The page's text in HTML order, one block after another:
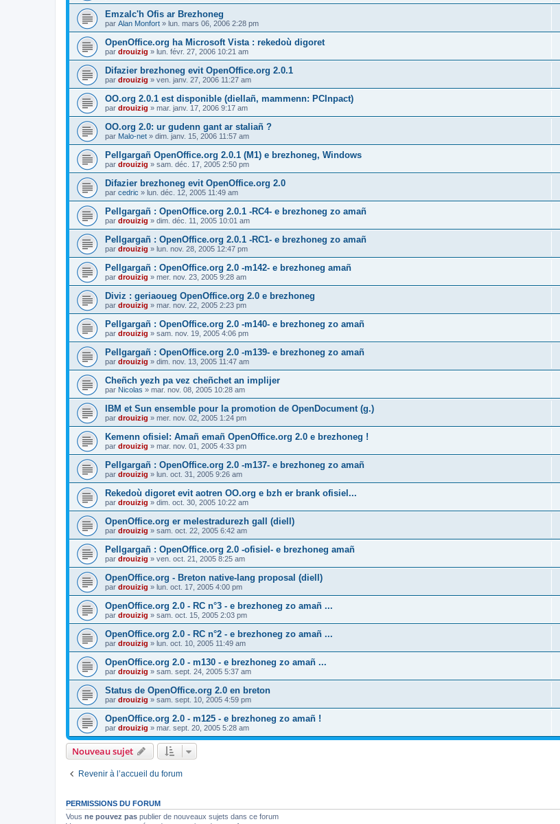
Emzalc'h Ofis ar Brezhoneg
par Alan Monfort » lun. mars 06, 2006 2:28 pm
OpenOffice.org ha Microsoft Vista : rekedoù digoret
par drouizig » lun. févr. 27, 2006 10:21 am
Difazier brezhoneg evit OpenOffice.org 2.0.1
par drouizig » ven. janv. 27, 2006 11:27 am
OO.org 2.0.1 est disponible (diellañ, mammenn: PCInpact)
par drouizig » mar. janv. 17, 2006 9:17 am
OO.org 2.0: ur gudenn gant ar staliañ ?
par Malo-net » dim. janv. 15, 2006 11:57 am
Pellgargañ OpenOffice.org 2.0.1 (M1) e brezhoneg, Windows
par drouizig » sam. déc. 17, 2005 2:50 pm
Difazier brezhoneg evit OpenOffice.org 2.0
par cedric » lun. déc. 12, 2005 11:49 am
Pellgargañ : OpenOffice.org 2.0.1 -RC4- e brezhoneg zo amañ
par drouizig » dim. déc. 11, 2005 10:01 am
Pellgargañ : OpenOffice.org 2.0.1 -RC1- e brezhoneg zo amañ
par drouizig » lun. nov. 28, 2005 12:47 pm
Pellgargañ : OpenOffice.org 2.0 -m142- e brezhoneg amañ
par drouizig » mer. nov. 23, 2005 9:28 am
Diviz : geriaoueg OpenOffice.org 2.0 e brezhoneg
par drouizig » mar. nov. 22, 2005 2:23 pm
Pellgargañ : OpenOffice.org 2.0 -m140- e brezhoneg zo amañ
par drouizig » sam. nov. 19, 2005 4:06 pm
Pellgargañ : OpenOffice.org 2.0 -m139- e brezhoneg zo amañ
par drouizig » dim. nov. 13, 2005 11:47 am
Cheñch yezh pa vez cheñchet an implijer
par Nicolas » mar. nov. 08, 2005 10:28 am
IBM et Sun ensemble pour la promotion de OpenDocument (g.)
par drouizig » mer. nov. 02, 2005 1:24 pm
Kemenn ofisiel: Amañ emañ OpenOffice.org 2.0 e brezhoneg !
par drouizig » mar. nov. 01, 2005 4:33 pm
Pellgargañ : OpenOffice.org 2.0 -m137- e brezhoneg zo amañ
par drouizig » lun. oct. 31, 2005 9:26 am
Rekedoù digoret evit aotren OO.org e bzh er brank ofisiel...
par drouizig » dim. oct. 30, 2005 10:22 am
OpenOffice.org er melestradurezh gall (diell)
par drouizig » sam. oct. 22, 2005 6:42 am
Pellgargañ : OpenOffice.org 2.0 -ofisiel- e brezhoneg amañ
par drouizig » ven. oct. 21, 2005 8:25 am
OpenOffice.org - Breton native-lang proposal (diell)
par drouizig » lun. oct. 17, 2005 4:00 pm
OpenOffice.org 2.0 - RC n°3 - e brezhoneg zo amañ ...
par drouizig » sam. oct. 15, 2005 2:03 pm
OpenOffice.org 2.0 - RC n°2 - e brezhoneg zo amañ ...
par drouizig » lun. oct. 10, 2005 11:49 am
OpenOffice.org 2.0 - m130 - e brezhoneg zo amañ ...
par drouizig » sam. sept. 24, 2005 5:37 am
Status de OpenOffice.org 2.0 en breton
par drouizig » sam. sept. 10, 2005 4:59 pm
OpenOffice.org 2.0 - m125 - e brezhoneg zo amañ !
par drouizig » mar. sept. 20, 2005 5:28 am
Nouveau sujet
Revenir à l’accueil du forum
PERMISSIONS DU FORUM
Vous ne pouvez pas publier de nouveaux sujets dans ce forum